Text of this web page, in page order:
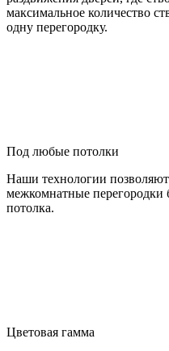
максимальное количество
одну перегородку.
Под любые потолки
Наши технологии
межкомнатные перегородки
потолка.
Цветовая гамма